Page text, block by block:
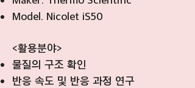
Model. Nicolet iS50
<활용분야>
물질의 구조 확인
반응 속도 및 반응 과정 연구